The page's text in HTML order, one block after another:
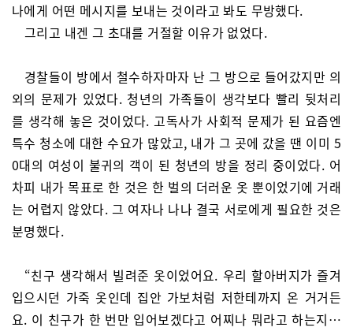
나에게 어떤 메시지를 보내는 것이라고 봐도 무방했다.
그리고 내겐 그 초대를 거절할 이유가 없었다.
경찰들이 방에서 철수하자마자 난 그 방으로 들어갔지만 의
외의 문제가 있었다. 청년의 가족들이 생각보다 빨리 뒷처리
를 생각해 놓은 것이었다. 고독사가 사회적 문제가 된 요즘엔
특수 청소에 대한 수요가 많았고, 내가 그 곳에 갔을 땐 이미 5
0대의 여성이 불귀의 객이 된 청년의 방을 정리 중이었다. 어
차피 내가 목표로 한 것은 한 벌의 더러운 옷 뿐이었기에 거래
는 어렵지 않았다. 그 여자나 나나 결국 서로에게 필요한 것은
분명했다.
“친구 생각해서 빌려준 옷이었어요. 우리 할아버지가 즐겨
입으시던 가죽 옷인데 집안 가보처럼 저한테까지 온 거거든
요. 이 친구가 한 번만 입어보겠다고 어찌나 뭐라고 하는지…